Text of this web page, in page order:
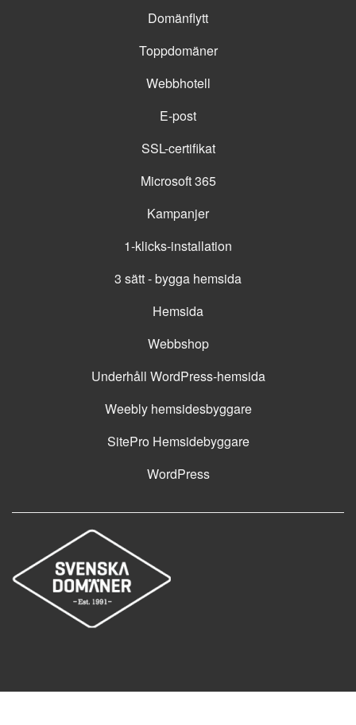
Domänflytt
Toppdomäner
Webbhotell
E-post
SSL-certifikat
Microsoft 365
Kampanjer
1-klicks-installation
3 sätt - bygga hemsida
Hemsida
Webbshop
Underhåll WordPress-hemsida
Weebly hemsidesbyggare
SitePro Hemsidebyggare
WordPress